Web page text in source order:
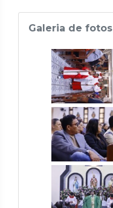
Galeria de fotos